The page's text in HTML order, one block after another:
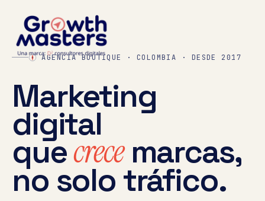
AGENCIA BOUTIQUE · COLOMBIA · DESDE 2017
Marketing
digital
quecrecemarcas,
no solo tráfico.